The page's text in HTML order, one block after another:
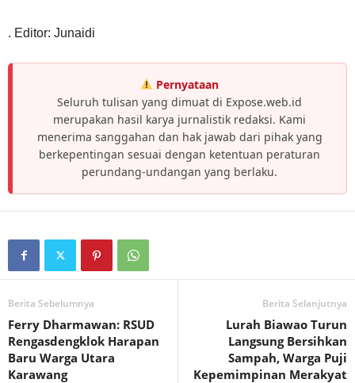
. Editor: Junaidi
Pernyataan
Seluruh tulisan yang dimuat di Expose.web.id
merupakan hasil karya jurnalistik redaksi. Kami
menerima sanggahan dan hak jawab dari pihak yang
berkepentingan sesuai dengan ketentuan peraturan
perundang-undangan yang berlaku.
Berita Sebelumnya
Ferry Dharmawan: RSUD
Rengasdengklok Harapan
Baru Warga Utara
Karawang
Berita Selanjutnya
Lurah Biawao Turun
Langsung Bersihkan
Sampah, Warga Puji
Kepemimpinan Merakyat